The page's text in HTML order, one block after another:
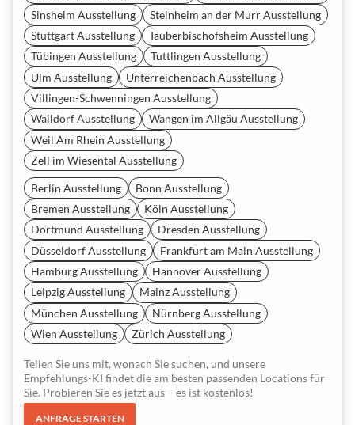
Sinsheim Ausstellung
Steinheim an der Murr Ausstellung
Stuttgart Ausstellung
Tauberbischofsheim Ausstellung
Tübingen Ausstellung
Tuttlingen Ausstellung
Ulm Ausstellung
Unterreichenbach Ausstellung
Villingen-Schwenningen Ausstellung
Walldorf Ausstellung
Wangen im Allgäu Ausstellung
Weil Am Rhein Ausstellung
Zell im Wiesental Ausstellung
Berlin Ausstellung
Bonn Ausstellung
Bremen Ausstellung
Köln Ausstellung
Dortmund Ausstellung
Dresden Ausstellung
Düsseldorf Ausstellung
Frankfurt am Main Ausstellung
Hamburg Ausstellung
Hannover Ausstellung
Leipzig Ausstellung
Mainz Ausstellung
München Ausstellung
Nürnberg Ausstellung
Wien Ausstellung
Zürich Ausstellung
Teilen Sie uns mit, wonach Sie suchen, und unsere
Empfehlungs-KI findet die am besten passenden Locations für
Sie. Probieren Sie es jetzt aus – es ist kostenlos!
ANFRAGE STARTEN